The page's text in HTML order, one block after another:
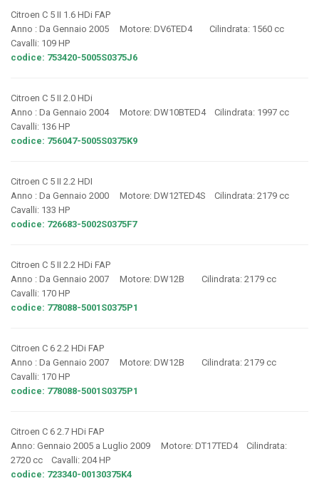
Citroen C 5 II 1.6 HDi FAP
Anno : Da Gennaio 2005 Motore: DV6TED4 Cilindrata: 1560 cc
Cavalli: 109 HP
codice: 753420-5005S0375J6
Citroen C 5 II 2.0 HDi
Anno : Da Gennaio 2004 Motore: DW10BTED4 Cilindrata: 1997 cc
Cavalli: 136 HP
codice: 756047-5005S0375K9
Citroen C 5 II 2.2 HDI
Anno : Da Gennaio 2000 Motore: DW12TED4S Cilindrata: 2179 cc
Cavalli: 133 HP
codice: 726683-5002S0375F7
Citroen C 5 II 2.2 HDi FAP
Anno : Da Gennaio 2007 Motore: DW12B Cilindrata: 2179 cc
Cavalli: 170 HP
codice: 778088-5001S0375P1
Citroen C 6 2.2 HDi FAP
Anno : Da Gennaio 2007 Motore: DW12B Cilindrata: 2179 cc
Cavalli: 170 HP
codice: 778088-5001S0375P1
Citroen C 6 2.7 HDi FAP
Anno: Gennaio 2005 a Luglio 2009 Motore: DT17TED4 Cilindrata:
2720 cc Cavalli: 204 HP
codice: 723340-00130375K4